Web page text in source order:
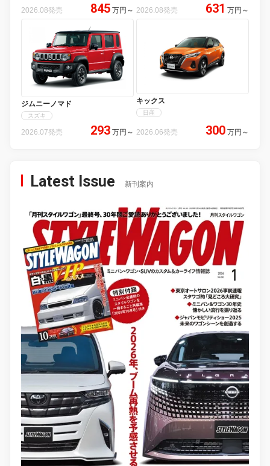
2026.08発売 845 万円 ～ 2026.08発売 631 万円 ～
ジムニーノマド
スズキ
2026.07発売 293 万円 ～
キックス
日産
2026.06発売 300 万円 ～
Latest Issue 新刊案内